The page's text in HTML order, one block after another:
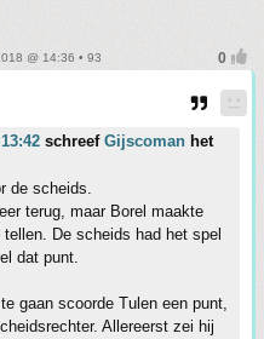
@ 14:36 • 93
schreef Gijscoman het
de scheids.
terug, maar Borel maakte
De scheids had het spel
dat punt.
gaan scoorde Tulen een punt,
Allereerst zei hij